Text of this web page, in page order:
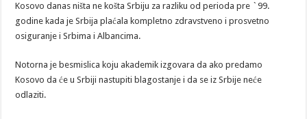
Kosovo danas ništa ne košta Srbiju za razliku od perioda pre `99.
godine kada je Srbija plaćala kompletno zdravstveno i prosvetno
osiguranje i Srbima i Albancima.
Notorna je besmislica koju akademik izgovara da ako predamo
Kosovo da će u Srbiji nastupiti blagostanje i da se iz Srbije neće
odlaziti.